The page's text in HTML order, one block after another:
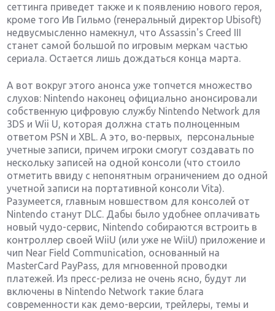
сеттинга приведет также и к появлению нового героя,
кроме того Ив Гильмо (генеральный директор Ubisoft)
недвусмысленно намекнул, что Assassin's Creed III
станет самой большой по игровым меркам частью
сериала. Остается лишь дождаться конца марта.
А вот вокруг этого анонса уже топчется множество
слухов: Nintendo наконец официально анонсировали
собственную цифровую службу Nintendo Network для
3DS и Wii U, которая должна стать полноценным
ответом PSN и XBL. А это, во-первых, персональные
учетные записи, причем игроки смогут создавать по
нескольку записей на одной консоли (что стоило
отметить ввиду с непонятным ограничением до одной
учетной записи на портативной консоли Vita).
Разумеется, главным новшеством для консолей от
Nintendo станут DLC. Дабы было удобнее оплачивать
новый чудо-сервис, Nintendo собираются встроить в
контроллер своей WiiU (или уже не WiiU) приложение и
чип Near Field Communication, основанный на
MasterCard PayPass, для мгновенной проводки
платежей. Из пресс-релиза не очень ясно, будут ли
включены в Nintendo Network такие блага
современности как демо-версии, трейлеры, темы и